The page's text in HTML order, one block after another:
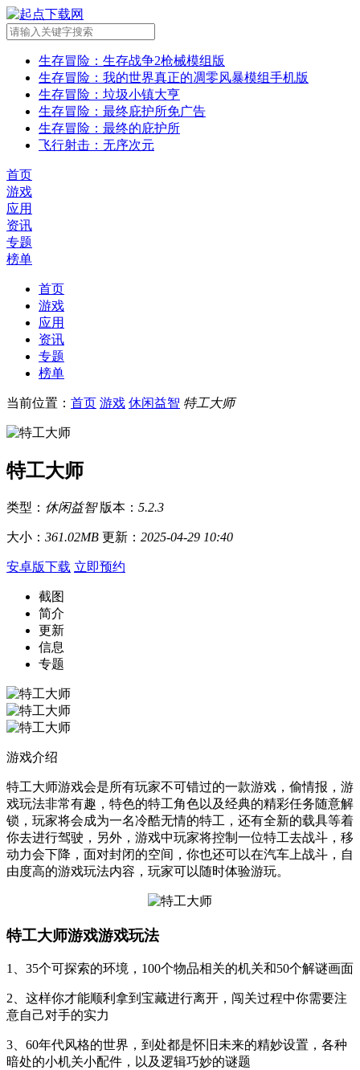
生存冒险 ：生存战争2枪械模组版
生存冒险 ：我的世界真正的凋零风暴模组手机版
生存冒险 ：垃圾小镇大亨
生存冒险 ：最终庇护所免广告
生存冒险 ：最终的庇护所
飞行射击 ：无序次元
首页
游戏
应用
资讯
专题
榜单
首页
游戏
应用
资讯
专题
榜单
当前位置： 首页 游戏 休闲益智 特工大师
特工大师
类型： 休闲益智 版本： 5.2.3
大小： 361.02MB 更新： 2025-04-29 10:40
安卓版下载 立即预约
截图
简介
更新
信息
专题
游戏介绍
特工大师游戏会是所有玩家不可错过的一款游戏，偷情报，游
戏玩法非常有趣，特色的特工角色以及经典的精彩任务随意解
锁，玩家将会成为一名冷酷无情的特工，还有全新的载具等着
你去进行驾驶，另外，游戏中玩家将控制一位特工去战斗，移
动力会下降，面对封闭的空间，你也还可以在汽车上战斗，自
由度高的游戏玩法内容，玩家可以随时体验游玩。
特工大师游戏游戏玩法
1、35个可探索的环境，100个物品相关的机关和50个解谜画面
2、这样你才能顺利拿到宝藏进行离开，闯关过程中你需要注
意自己对手的实力
3、60年代风格的世界，到处都是怀旧未来的精妙设置，各种
暗处的小机关小配件，以及逻辑巧妙的谜题